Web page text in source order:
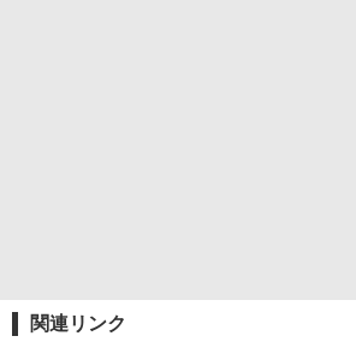
関連リンク